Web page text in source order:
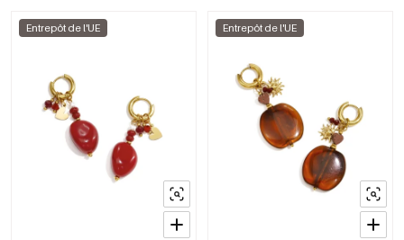
Entrepôt de l'UE Entrepôt de l'UE